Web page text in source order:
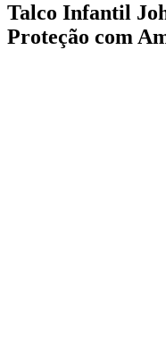
Talco Infantil
Proteção com